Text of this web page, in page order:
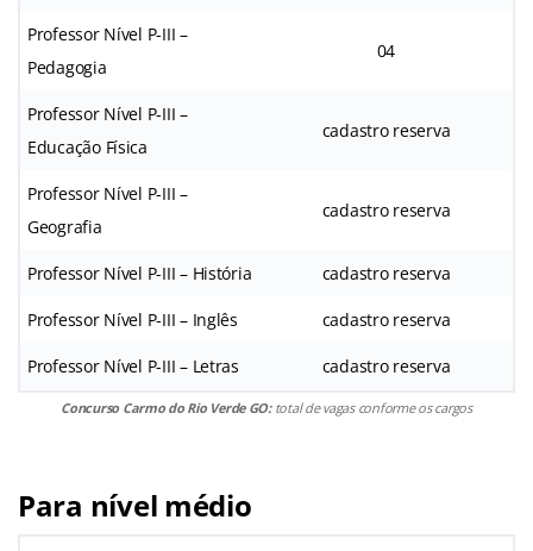
Professor Nível P-III –
Pedagogia
04
Professor Nível P-III –
Educação Física
cadastro reserva
Professor Nível P-III –
Geografia
cadastro reserva
Professor Nível P-III – História cadastro reserva
Professor Nível P-III – Inglês cadastro reserva
Professor Nível P-III – Letras cadastro reserva
Concurso Carmo do Rio Verde GO:total de vagas conforme os cargos
Para nível médio